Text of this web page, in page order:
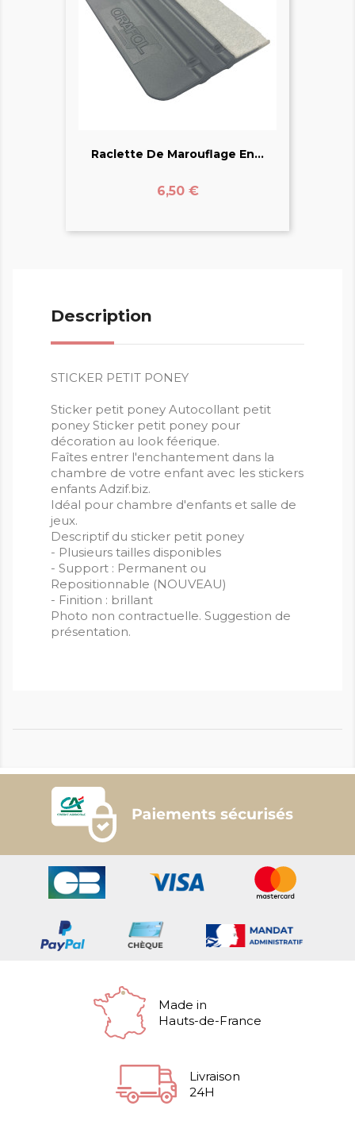
Raclette De Marouflage En...
Prix
6,50 €
Description
STICKER PETIT PONEY
Sticker petit poney Autocollant petit
poney Sticker petit poney pour
décoration au look féerique.
Faîtes entrer l'enchantement dans la
chambre de votre enfant avec les stickers
enfants Adzif.biz.
Idéal pour chambre d'enfants et salle de
jeux.
Descriptif du sticker petit poney
- Plusieurs tailles disponibles
- Support : Permanent ou
Repositionnable (NOUVEAU)
- Finition : brillant
Photo non contractuelle. Suggestion de
présentation.
Made in
Hauts-de-France
Livraison
24H